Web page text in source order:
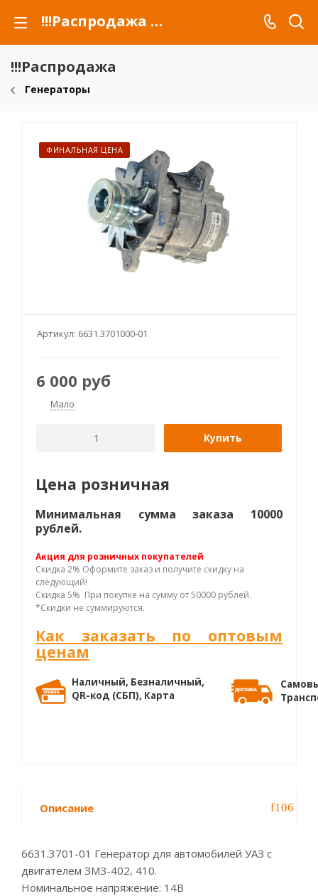
!!!Распродажа для автомобилей российских марок и сельхозтехники
!!!Распродажа
Генераторы
ФИНАЛЬНАЯ ЦЕНА
Артикул: 6631.3701000-01
6 000 руб
Мало
Купить
Цена розничная
Минимальная сумма заказа 10000
рублей.
Акция для розничных покупателей
Скидка 2% Оформите заказ и получите скидку на
следующий!
Скидка 5% При покупке на сумму от 50000 рублей.
*Скидки не суммируются.
Как заказать по оптовым
ценам
Наличный, Безналичный,
QR-код (СБП), Карта
Описание
6631.3701-01 Генератор для автомобилей УАЗ с
двигателем ЗМЗ-402, 410.
Номинальное напряжение: 14В